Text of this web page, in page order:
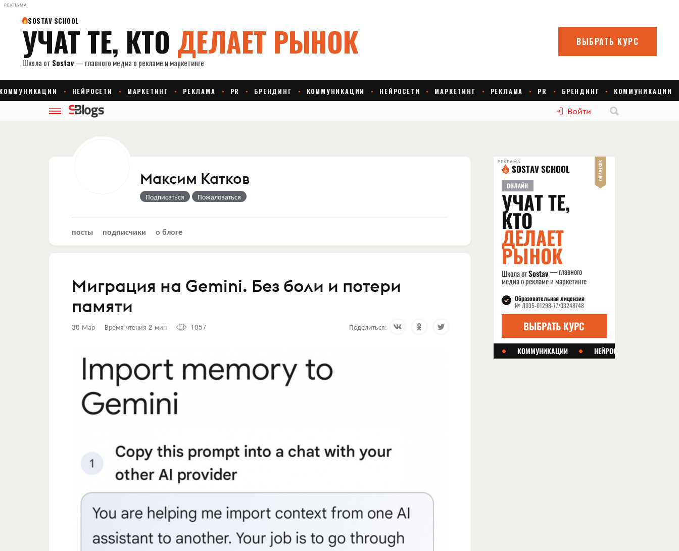
РЕКЛАМА
Войти
Максим Катков
Подписаться Пожаловаться
посты подписчики о блоге
Миграция на Gemini. Без боли и потери
памяти
30 Мар Время чтения 2 мин 1057 Поделиться:
РЕКЛАМА